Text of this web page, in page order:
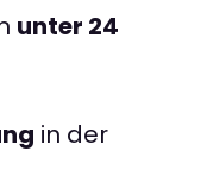
unter 24
in der